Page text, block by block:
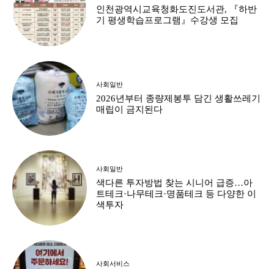
인천광역시교육청화도진도서관, 『하반
기 평생학습프로그램』수강생 모집
사회일반
2026년부터 종량제봉투 담긴 생활쓰레기
매립이 금지된다
사회일반
색다른 투자방법 찾는 시니어 급증…아
트테크·나무테크·명품테크 등 다양한 이
색투자
사회서비스